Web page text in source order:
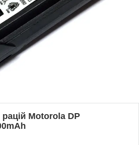
Motorola DP